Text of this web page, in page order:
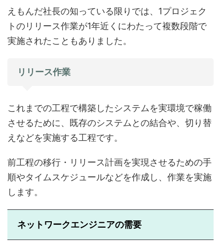
えもんだ社長の知っている限りでは、1プロジェク
トのリリース作業が1年近くにわたって複数段階で
実施されたこともありました。
リリース作業
これまでの工程で構築したシステムを実環境で稼働
させるために、既存のシステムとの結合や、切り替
えなどを実施する工程です。
前工程の移行・リリース計画を実現させるための手
順やタイムスケジュールなどを作成し、作業を実施
します。
ネットワークエンジニアの需要